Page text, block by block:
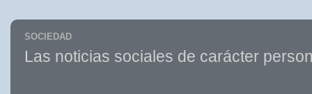
SOCIEDAD
Las noticias sociales de carácter